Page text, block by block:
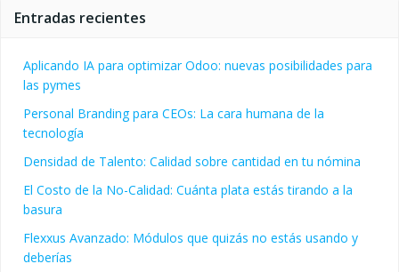
entradas
Entradas recientes
Aplicando IA para optimizar Odoo: nuevas posibilidades para
las pymes
Personal Branding para CEOs: La cara humana de la
tecnología
Densidad de Talento: Calidad sobre cantidad en tu nómina
El Costo de la No-Calidad: Cuánta plata estás tirando a la
basura
Flexxus Avanzado: Módulos que quizás no estás usando y
deberías